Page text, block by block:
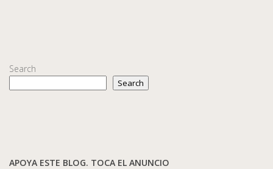
Search
Search
APOYA ESTE BLOG. TOCA EL ANUNCIO